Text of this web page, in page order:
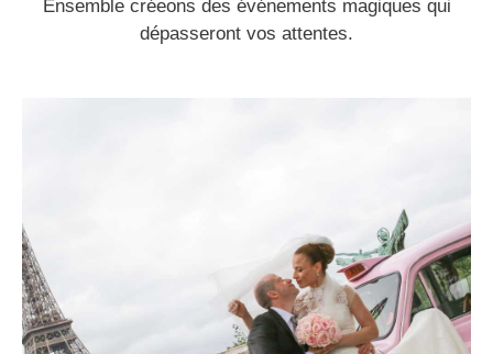
Ensemble créeons des événements magiques qui
dépasseront vos attentes.